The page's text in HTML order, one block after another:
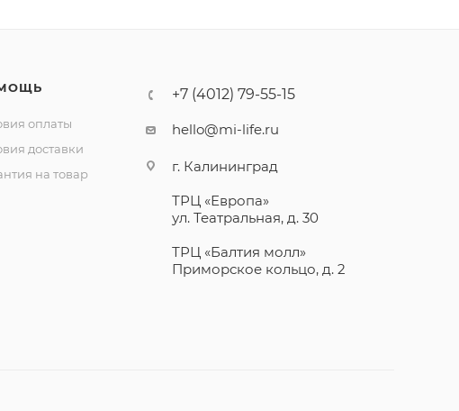
оплаты
доставки
на товар
+7 (4012) 79-55-15
hello@mi-life.ru
г. Калининград
ТРЦ «Европа»
ул. Театральная, д. 30
ТРЦ «Балтия молл»
Приморское кольцо, д. 2